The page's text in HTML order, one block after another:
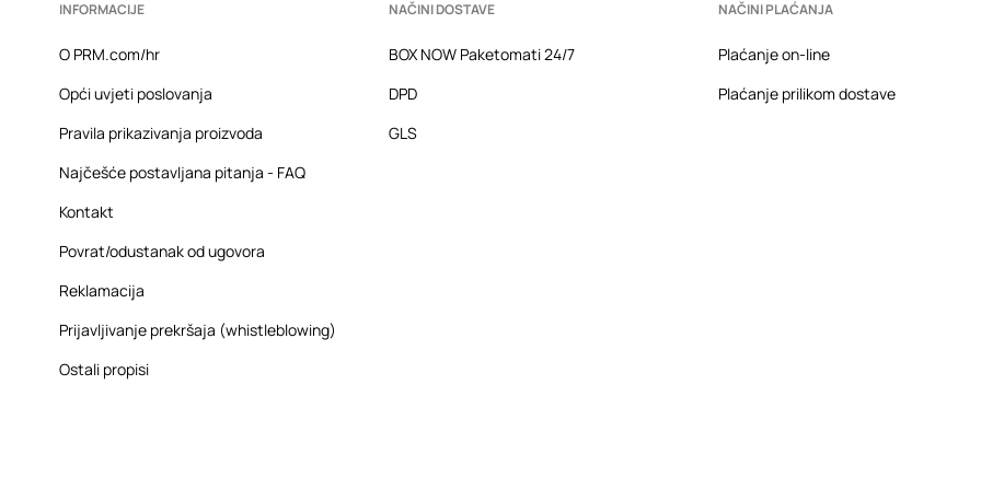
INFORMACIJE
O PRM.com/hr
Opći uvjeti poslovanja
Pravila prikazivanja proizvoda
Najčešće postavljana pitanja - FAQ
Kontakt
Povrat/odustanak od ugovora
Reklamacija
Prijavljivanje prekršaja (whistleblowing)
Ostali propisi
NAČINI DOSTAVE
BOX NOW Paketomati 24/7
DPD
GLS
NAČINI PLAĆANJA
Plaćanje on-line
Plaćanje prilikom dostave